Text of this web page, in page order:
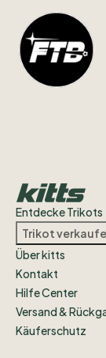
Entdecke Trikots
Trikot
Über kitts
Kontakt
Hilfe Center
Versand &
Käuferschutz